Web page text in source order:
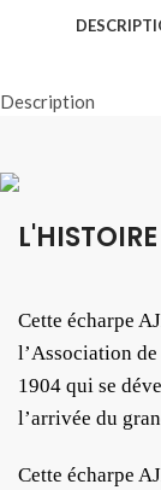
Description
Cette écharpe
l’Association
1904 qui se
l’arrivée du
Cette écharpe